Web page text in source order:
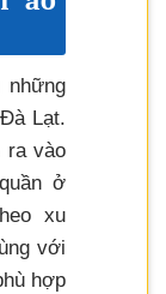
những
Lạt.
ra vào
ở
xu
với
hợp